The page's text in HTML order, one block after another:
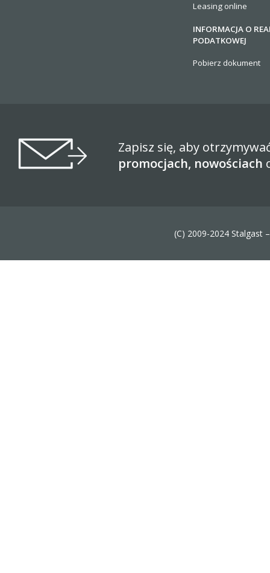
Leasing online
INFORMACJA O
PODATKOWEJ
Pobierz dokument
Zapisz się, aby
promocjach, nowościach
(C) 2009-2024 Stalgast